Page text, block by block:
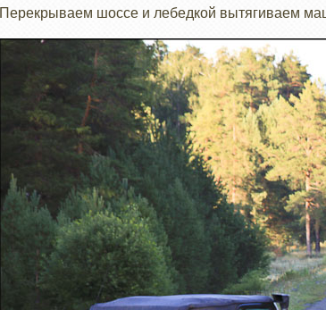
Перекрываем шоссе и лебедкой вытягиваем